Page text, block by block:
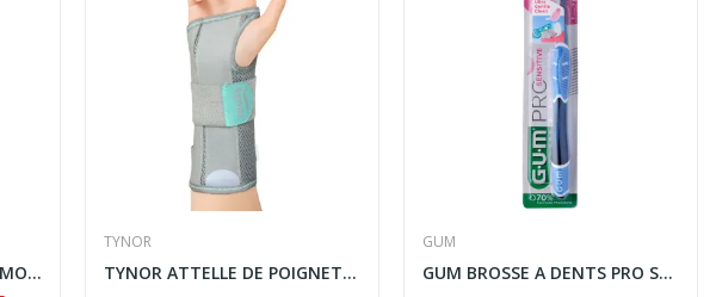
CLARENIA HYDRAEFFECT+ MOUSSE NETTOYANTE...
TYNOR
TYNOR ATTELLE DE POIGNET ET AVANT BRAS DROITE E03
GUM
GUM BROSSE A DENTS PRO SENSITIVE (510)